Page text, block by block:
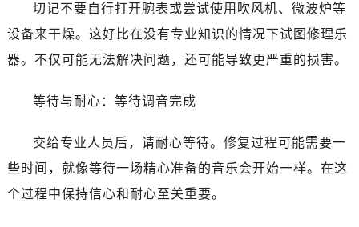
切记不要自行打开腕表或尝试使用吹风机、微波炉等
设备来干燥。这好比在没有专业知识的情况下试图修理乐
器。不仅可能无法解决问题，还可能导致更严重的损害。
等待与耐心：等待调音完成
交给专业人员后，请耐心等待。修复过程可能需要一
些时间，就像等待一场精心准备的音乐会开始一样。在这
个过程中保持信心和耐心至关重要。